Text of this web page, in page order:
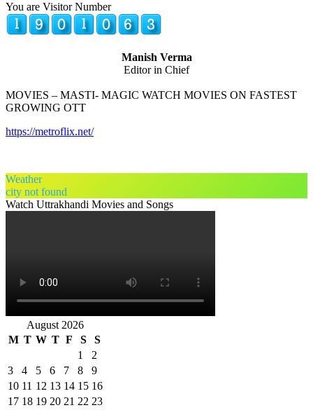
You are Visitor Number
Manish Verma
Editor in Chief
MOVIES – MASTI- MAGIC WATCH MOVIES ON FASTEST
GROWING OTT
https://metroflix.net/
Weather
city not found
Watch Uttrakhandi Movies and Songs
August 2026
M T W T F S
S
1
2
3
4 5 6 7 8
9
10 11 12 13 14 15 16
17 18 19 20 21 22 23